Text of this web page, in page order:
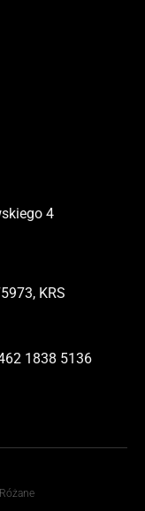
4
KRS
1838 5136